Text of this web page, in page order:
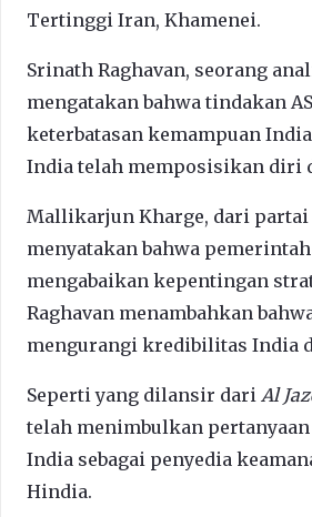
Tertinggi Iran, Khamenei.
Srinath Raghavan, seorang
mengatakan bahwa tindakan
keterbatasan kemampuan
India telah memposisikan diri
Mallikarjun Kharge, dari
menyatakan bahwa
mengabaikan kepentingan
Raghavan menambahkan
mengurangi kredibilitas India
Seperti yang dilansir dari Al
telah menimbulkan
India sebagai penyedia
Hindia.